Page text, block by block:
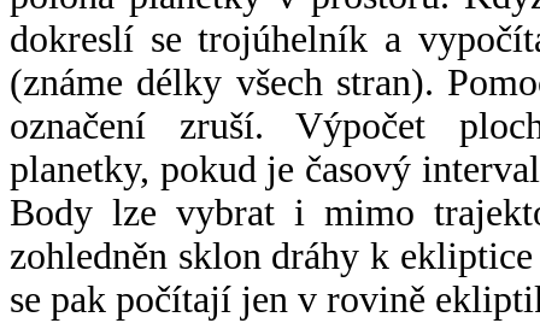
dokreslí se trojúhelník a
(známe délky všech stran).
označení zruší. Výpočet
planetky, pokud je časový
Body lze vybrat i mimo
zohledněn sklon dráhy k
se pak počítají jen v rovině